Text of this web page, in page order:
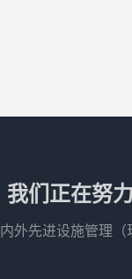
我们正在努
外先进设施管理